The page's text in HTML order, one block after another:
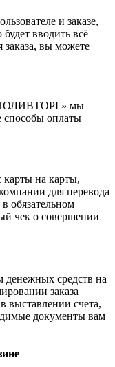
и заказе,
вводить всё
заказа, вы можете
мы
способы оплаты
карты на карты,
для перевода
обязательном
чек о совершении
денежных средств на
заказа
выставлении счета,
документы вам